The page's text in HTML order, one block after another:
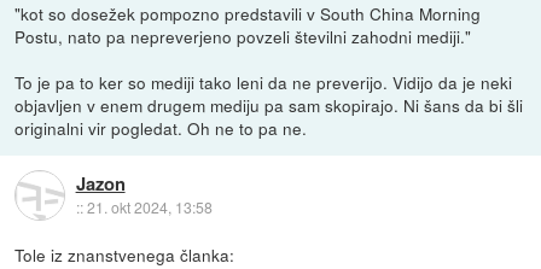
"kot so dosežek pompozno predstavili v South China Morning
Postu, nato pa nepreverjeno povzeli številni zahodni mediji."
To je pa to ker so mediji tako leni da ne preverijo. Vidijo da je neki
objavljen v enem drugem mediju pa sam skopirajo. Ni šans da bi šli
originalni vir pogledat. Oh ne to pa ne.
Jazon
::21. okt 2024, 13:58
Tole iz znanstvenega članka: